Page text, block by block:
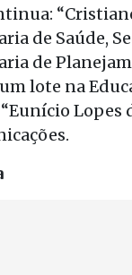
de Saúde,
de
lote na
Lopes